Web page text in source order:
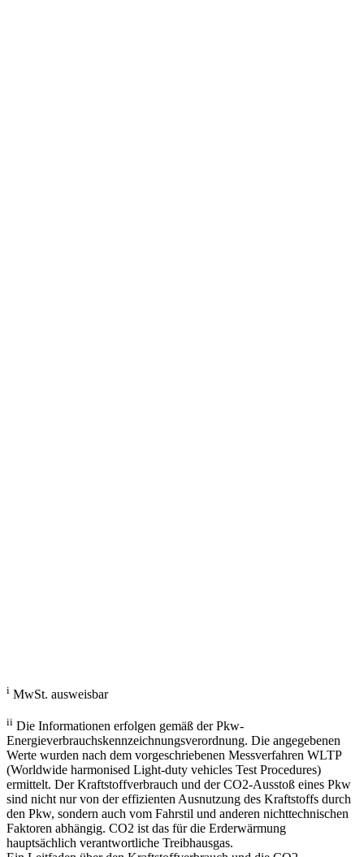
i MwSt. ausweisbar
ii Die Informationen erfolgen gemäß der Pkw-
Energieverbrauchskennzeichnungsverordnung. Die angegebenen
Werte wurden nach dem vorgeschriebenen Messverfahren WLTP
(Worldwide harmonised Light-duty vehicles Test Procedures)
ermittelt. Der Kraftstoffverbrauch und der CO2-Ausstoß eines Pkw
sind nicht nur von der effizienten Ausnutzung des Kraftstoffs durch
den Pkw, sondern auch vom Fahrstil und anderen nichttechnischen
Faktoren abhängig. CO2 ist das für die Erderwärmung
hauptsächlich verantwortliche Treibhausgas.